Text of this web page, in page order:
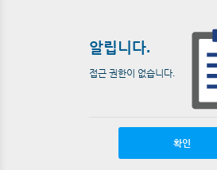
알립니다.
접근 권한이 없습니다.